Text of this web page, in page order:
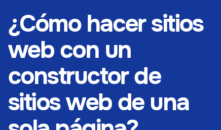
¿Cómo hacer sitios
web con un
constructor de
sitios web de una